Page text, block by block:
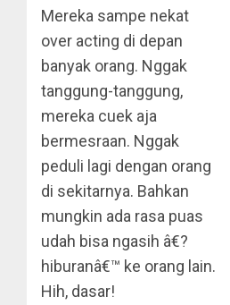
Mereka sampe nekat
over acting di depan
banyak orang. Nggak
tanggung-tanggung,
mereka cuek aja
bermesraan. Nggak
peduli lagi dengan orang
di sekitarnya. Bahkan
mungkin ada rasa puas
udah bisa ngasih â€?
hiburanâ€™ ke orang lain.
Hih, dasar!